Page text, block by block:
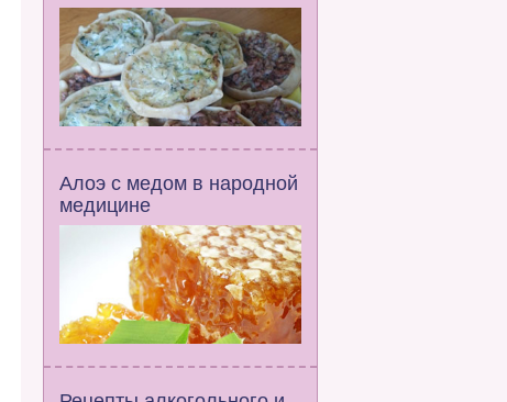
Алоэ с медом в народной
медицине